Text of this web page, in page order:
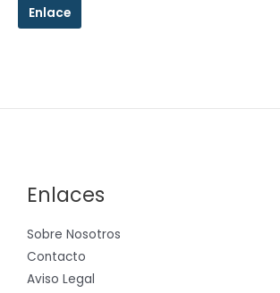
Enlace
Enlaces
Sobre Nosotros
Contacto
Aviso Legal